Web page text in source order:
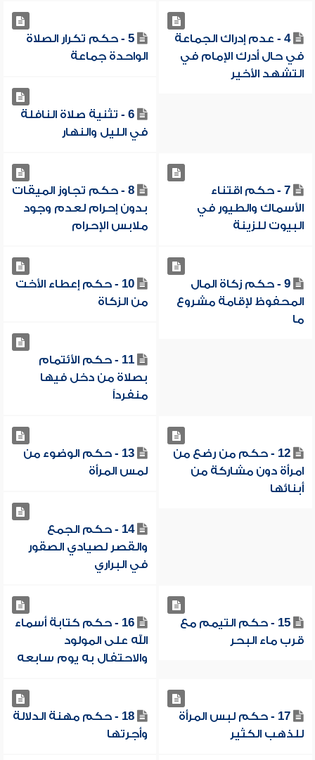
4 - عدم إدراك الجماعة
في حال أدرك الإمام في
التشهد الأخير
5 - حكم تكرار الصلاة
الواحدة جماعة
6 - تثنية صلاة النافلة
في الليل والنهار
7 - حكم اقتناء
الأسماك والطيور في
البيوت للزينة
8 - حكم تجاوز الميقات
بدون إحرام لعدم وجود
ملابس الإحرام
9 - حكم زكاة المال
المحفوظ لإقامة مشروع
ما
10 - حكم إعطاء الأخت
من الزكاة
11 - حكم الأئتمام
بصلاة من دخل فيها
منفرداً
12 - حكم من رضع من
امرأة دون مشاركة من
أبنائها
13 - حكم الوضوء من
لمس المرأة
14 - حكم الجمع
والقصر لصيادي الصقور
في البراري
15 - حكم التيمم مع
قرب ماء البحر
16 - حكم كتابة أسماء
الله على المولود
والاحتفال به يوم سابعه
17 - حكم لبس المرأة
للذهب الكثير
18 - حكم مهنة الدلالة
وأجرتها